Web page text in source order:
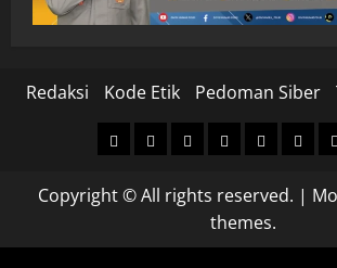
Redaksi Kode Etik Pedoman Siber
HomeNasionalHukum
Kriminal
PolitikEkonomi
Copyright © All rights reserved. |
themes.